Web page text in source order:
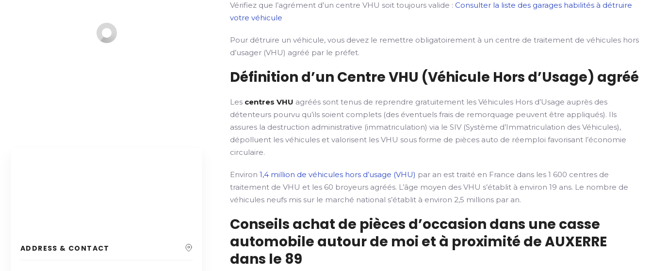
ADDRESS & CONTACT
Vérifiez que l’agrément d’un centre VHU soit toujours valide : Consulter la liste des garages habilités à détruire
votre véhicule
Pour détruire un véhicule, vous devez le remettre obligatoirement à un centre de traitement de véhicules hors
d’usager (VHU) agréé par le préfet.
Définition d’un Centre VHU (Véhicule Hors d’Usage) agréé
Les centres VHU agréés sont tenus de reprendre gratuitement les Véhicules Hors d’Usage auprès des
détenteurs pourvu qu’ils soient complets (des éventuels frais de remorquage peuvent être appliqués). Ils
assures la destruction administrative (immatriculation) via le SIV (Système d’Immatriculation des Véhicules),
dépolluent les véhicules et valorisent les VHU sous forme de pièces auto de réemploi favorisant l’économie
circulaire.
Environ1,4 million de véhicules hors d’usage (VHU) par an est traité en France dans les 1 600 centres de
traitement de VHU et les 60 broyeurs agréés. L’âge moyen des VHU s’établit à environ 19 ans. Le nombre de
véhicules neufs mis sur le marché national s’établit à environ 2,5 millions par an.
Conseils achat de pièces d’occasion dans une casse
automobile autour de moi et à proximité de AUXERRE
dans le 89